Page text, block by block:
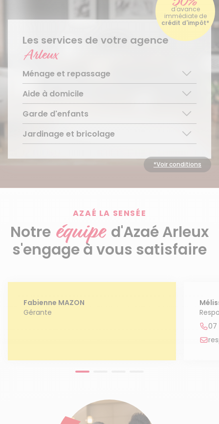
d'avance
immédiate de
crédit d'impôt*
Les services de votre agence
Arleux
Ménage et repassage
Ménage régulier
Ménage ponctuel
Repassage à domicile
Découvrir le service
Aide à domicile
Aide aux personnes âgées
Téléassistance pour personnes âgées
Accompagnement du handicap
Découvrir le service
Garde d'enfants
Garde d’enfants de plus de 3 ans
Découvrir le service
Jardinage et bricolage
Découvrir le service
*Voir conditions
AZAÉ LA SENSÉE
Notre équipe d'Azaé Arleux
s'engage à vous satisfaire
Fabienne MAZON
Gérante
07